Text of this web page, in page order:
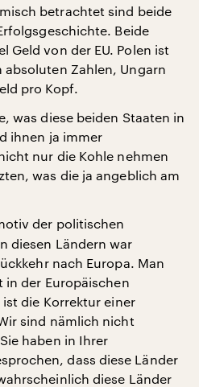
betrachtet sind beide
Beide
Geld von der EU. Polen ist
Zahlen, Ungarn
pro Kopf.
was diese beiden Staaten in
ihnen ja immer
nur die Kohle nehmen
was die ja angeblich am
der politischen
diesen Ländern war
nach Europa. Man
der Europäischen
die Korrektur einer
sind nämlich nicht
haben in Ihrer
dass diese Länder
diese Länder